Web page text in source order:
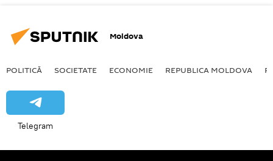
Moldova
POLITICĂ SOCIETATE ECONOMIE REPUBLICA MOLDOVA
Telegram